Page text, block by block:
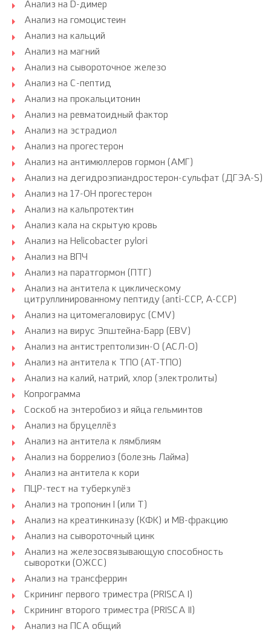
Анализ на D-димер
Анализ на гомоцистеин
Анализ на кальций
Анализ на магний
Анализ на сывороточное железо
Анализ на С-пептид
Анализ на прокальцитонин
Анализ на ревматоидный фактор
Анализ на эстрадиол
Анализ на прогестерон
Анализ на антимюллеров гормон (АМГ)
Анализ на дегидроэпиандростерон-сульфат (ДГЭА-S)
Анализ на 17-ОН прогестерон
Анализ на кальпротектин
Анализ кала на скрытую кровь
Анализ на Helicobacter pylori
Анализ на ВПЧ
Анализ на паратгормон (ПТГ)
Анализ на антитела к циклическому
цитруллинированному пептиду (anti-CCP, A-CCP)
Анализ на цитомегаловирус (CMV)
Анализ на вирус Эпштейна-Барр (EBV)
Анализ на антистрептолизин-О (АСЛ-О)
Анализ на антитела к ТПО (АТ-ТПО)
Анализ на калий, натрий, хлор (электролиты)
Копрограмма
Соскоб на энтеробиоз и яйца гельминтов
Анализ на бруцеллёз
Анализ на антитела к лямблиям
Анализ на боррелиоз (болезнь Лайма)
Анализ на антитела к кори
ПЦР-тест на туберкулёз
Анализ на тропонин I (или Т)
Анализ на креатинкиназу (КФК) и МВ-фракцию
Анализ на сывороточный цинк
Анализ на железосвязывающую способность
сыворотки (ОЖСС)
Анализ на трансферрин
Скрининг первого триместра (PRISCA I)
Скрининг второго триместра (PRISCA II)
Анализ на ПСА общий